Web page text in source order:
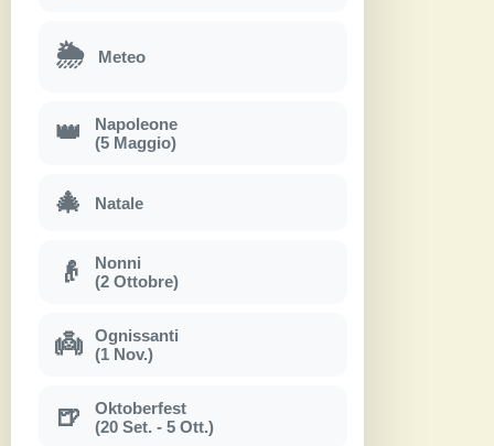
🌦 Meteo
👑
Napoleone
(5 Maggio)
🎄 Natale
👴
Nonni
(2 Ottobre)
👼
Ognissanti
(1 Nov.)
🍺
Oktoberfest
(20 Set. - 5 Ott.)